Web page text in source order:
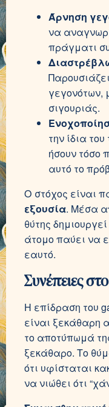
Άρνηση
να
πράγματι
γεγονότων,
σιγουριάς.
την ίδια
ήσουν τόσο
αυτό το
Ο στόχος είναι
εξουσία. Μέσα
θύτης
άτομο παύει να
εαυτό.
Συνέπειες
Η επίδραση του
είναι ξεκάθαρη
το αποτύπωμά
ξεκάθαρο. Το
ότι υφίσταται
να νιώθει ότι